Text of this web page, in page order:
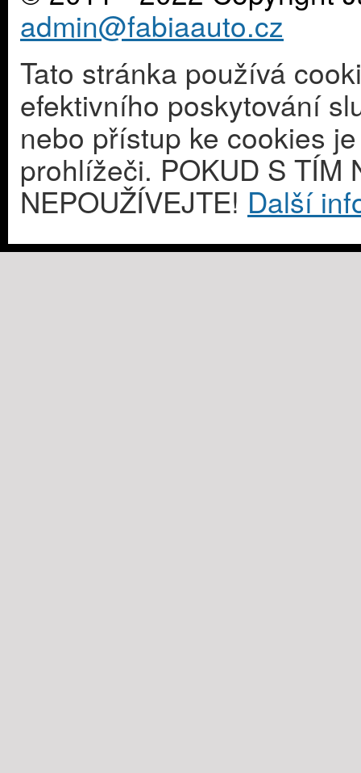
admin@fabiaauto.cz
Tato stránka používá
efektivního poskytování
nebo přístup ke cookies
prohlížeči. POKUD S TÍM
NEPOUŽÍVEJTE! Další